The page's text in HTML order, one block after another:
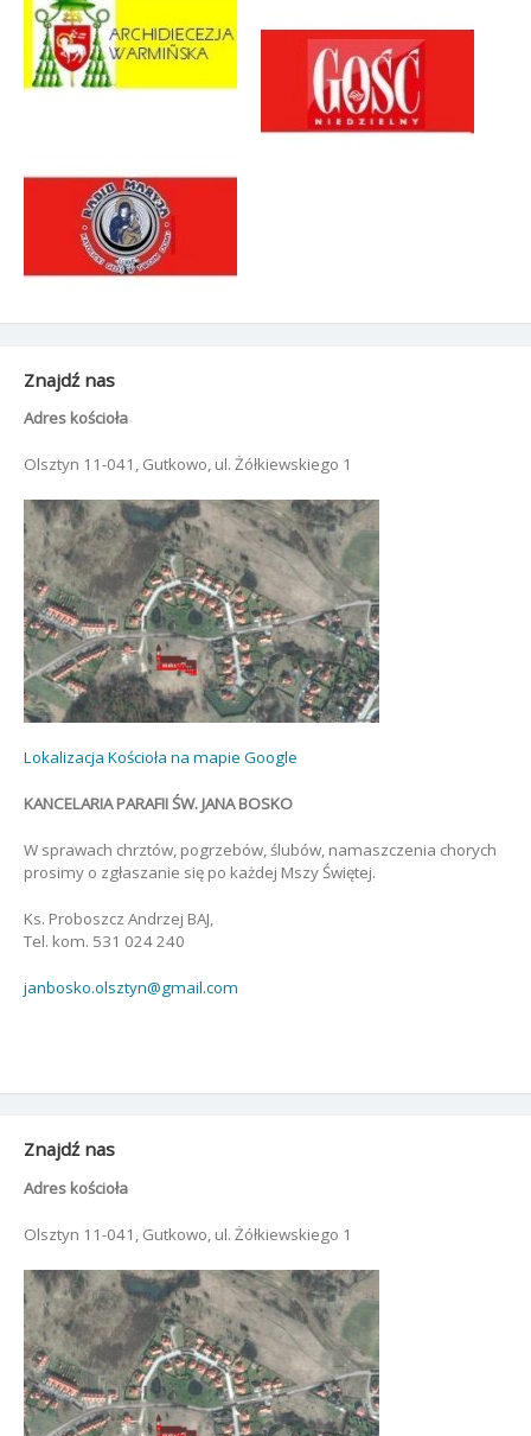
Znajdź nas
Adres kościoła
Olsztyn 11-041, Gutkowo, ul. Żółkiewskiego 1
Lokalizacja Kościoła na mapie Google
KANCELARIA PARAFII ŚW. JANA BOSKO
W sprawach chrztów, pogrzebów, ślubów, namaszczenia chorych
prosimy o zgłaszanie się po każdej Mszy Świętej.
Ks. Proboszcz Andrzej BAJ,
Tel. kom. 531 024 240
janbosko.olsztyn@gmail.com
Znajdź nas
Adres kościoła
Olsztyn 11-041, Gutkowo, ul. Żółkiewskiego 1